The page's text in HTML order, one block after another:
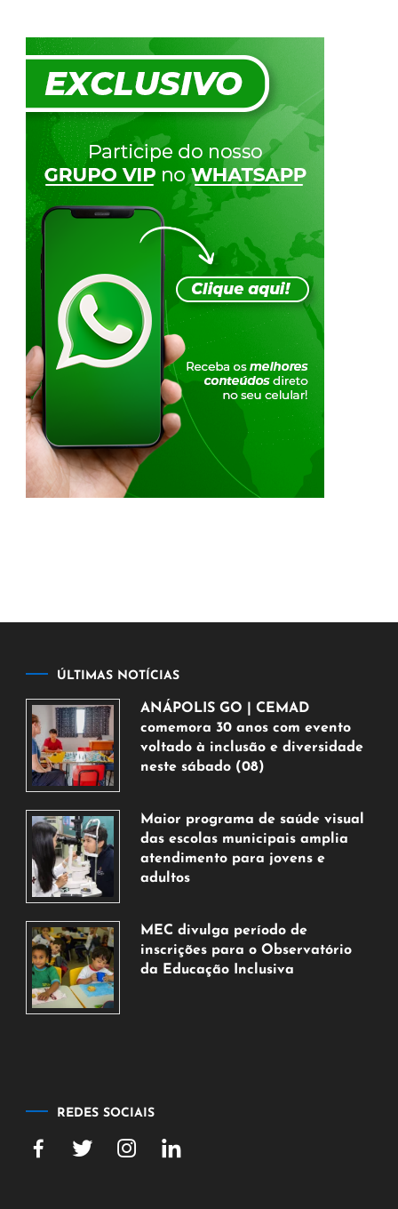
ÚLTIMAS NOTÍCIAS
ANÁPOLIS GO | CEMAD
comemora 30 anos com evento
voltado à inclusão e diversidade
neste sábado (08)
de
agosto
de
2026
Maior programa de saúde visual
das escolas municipais amplia
atendimento para jovens e
adultos
de
agosto
de
MEC divulga período de
inscrições para o Observatório
da Educação Inclusiva
REDES SOCIAIS